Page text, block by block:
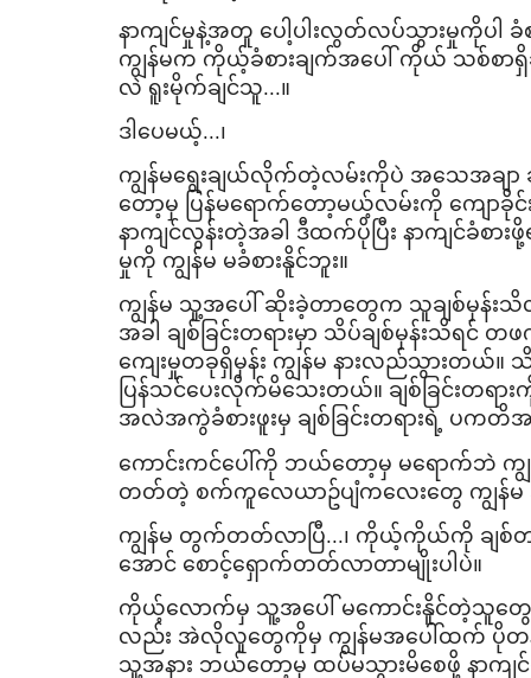
နာကျင်မှုနဲ့အတူ ​ပေါ့ပါးလွတ်လပ်သွားမှုကို
ကျွန်မက ကိုယ့်ခံစားချက်အ​ပေါ် ကိုယ် သစ်စာရှိ
လဲ ရူးမိုက်ချင်သူ...။
ဒါ​ပေမယ့်...၊
ကျွန်မ​ရွေးချယ်လိုက်တဲ့လမ်းကိုပဲ အ​သေအချာ
တော့မှ ပြန်မ​ရောက်​တော့မယ့်လမ်းကို ​ကျောခို
နာကျင်လွန်းတဲ့အခါ ဒီထက်ပိုပြီး နာကျင်ခံစ
မှုကို ကျွန်မ မခံစားနိူင်ဘူး။
ကျွန်မ သူ့အ​ပေါ် ဆိုးခဲ့တာ​တွေက သူချစ်မှန်း
အခါ ချစ်ခြင်းတရားမှာ သိပ်ချစ်မှန်းသိရ
ကျေးမှုတခုရှိမှန်း ကျွန်မ နားလည်သွားတယ်။
ပြန်သင်​ပေးလိုက်မိ​သေးတယ်။ ချစ်ခြင်းတ
အလဲအကွဲခံစားဖူးမှ ချစ်ခြင်းတရားရဲ့ ပ
ကောင်းကင်​ပေါ်ကို ဘယ်​တော့မှ မ​ရောက်ဘဲ ကျွန်မ​​
တတ်တဲ့ စက်ကူ​လေယာဥ်ပျံက​လေး​တွေ ကျွန်မ
ကျွန်မ တွက်တတ်လာပြီ...၊ ကိုယ့်ကိုယ်ကို ချစ်
အောင် ​စောင့်​ရှောက်တတ်လာတာမျိုးပါပဲ။
ကိုယ့်​လောက်မှ သူ့အ​ပေါ် မ​ကောင်းနိူင်တဲ့သူ​တွေ​
လည်း အဲလိုလူ​တွေကိုမှ ကျွန်မအ​ပေါ်ထက် ပိုတ
သူ့အနား ဘယ်​တော့မှ ထပ်မသွားမိ​စေဖို့ နာကျင်